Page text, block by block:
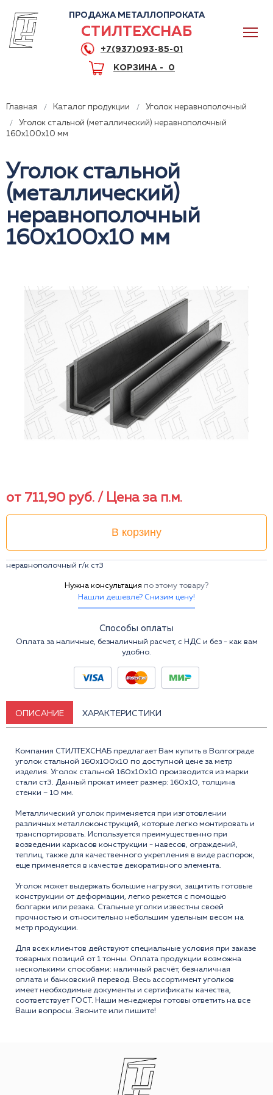
+7(937)093-85-01
Горячая линияВолгоград
ПРОДАЖА МЕТАЛЛОПРОКАТА
СТИЛТЕХСНАБ
+7(937)093-85-01
КОРЗИНА - 0
Главная Каталог продукции
Уголок неравнополочный
Уголок стальной (металлический) неравнополочный
160x100x10 мм
Уголок стальной
(металлический)
неравнополочный
160x100x10 мм
от 711,90 руб. / Цена за п.м.
В корзину
неравнополочный г/к ст3
Нужна консультация по этому товару?
Нашли дешевле? Снизим цену!
Способы оплаты
Оплата за наличные, безналичный расчет, с НДС и без - как вам
удобно.
ОПИСАНИЕ ХАРАКТЕРИСТИКИ
Компания СТИЛТЕХСНАБ предлагает Вам купить в Волгограде
уголок стальной 160x100x10 по доступной цене за метр
изделия. Уголок стальной 160х10х10 производится из марки
стали ст3. Данный прокат имеет размер: 160x10, толщина
стенки – 10 мм.
Металлический уголок применяется при изготовлении
различных металлоконструкций, которые легко монтировать и
транспортировать. Используется преимущественно при
возведении каркасов конструкции - навесов, ограждений,
теплиц, также для качественного укрепления в виде распорок,
еще применяется в качестве декоративного элемента.
Уголок может выдержать большие нагрузки, защитить готовые
конструкции от деформации, легко режется с помощью
болгарки или резака. Стальные уголки известны своей
прочностью и относительно небольшим удельным весом на
метр продукции.
Для всех клиентов действуют специальные условия при заказе
товарных позиций от 1 тонны. Оплата продукции возможна
несколькими способами: наличный расчёт, безналичная
оплата и банковский перевод. Весь ассортимент уголков
имеет необходимые документы и сертификаты качества,
соответствует ГОСТ. Наши менеджеры готовы ответить на все
Ваши вопросы. Звоните или пишите!